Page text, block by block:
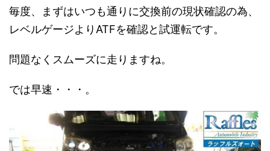
毎度、まずはいつも通りに交換前の現状確認の為、
レベルゲージよりATFを確認と試運転です。
問題なくスムーズに走りますね。
では早速・・・。